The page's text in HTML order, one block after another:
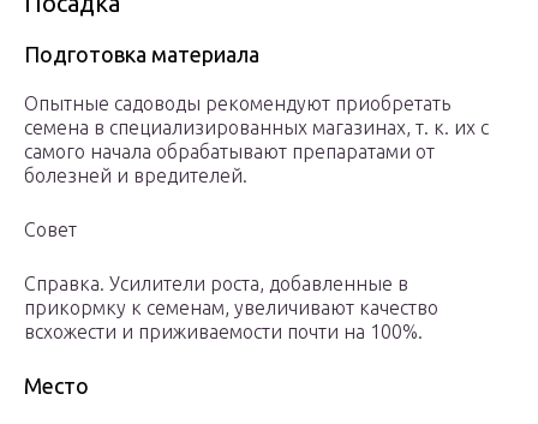
Подготовка материала
Опытные садоводы рекомендуют приобретать
семена в специализированных магазинах, т. к. их с
самого начала обрабатывают препаратами от
болезней и вредителей.
Совет
Справка. Усилители роста, добавленные в
прикормку к семенам, увеличивают качество
всхожести и приживаемости почти на 100%.
Место